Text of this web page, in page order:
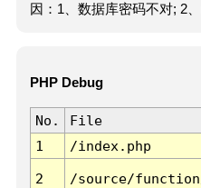
因：1、数据库密码不对; 2
PHP Debug
No. File
1
/index.php
2 /source/